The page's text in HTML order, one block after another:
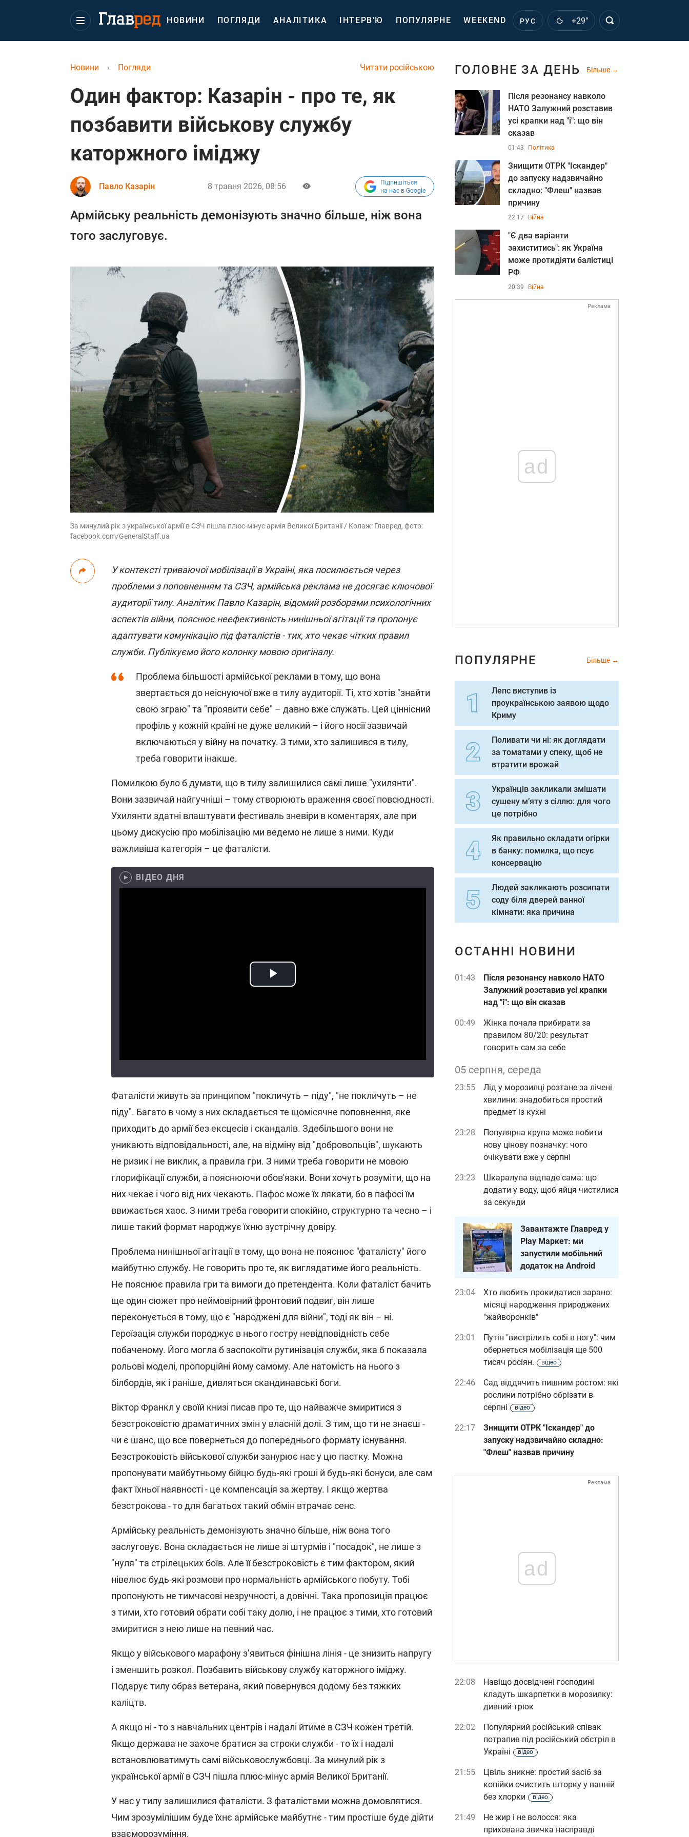
НОВИНИ ПОГЛЯДИ АНАЛІТИКА ІНТЕРВ’Ю ПОПУЛЯРНЕ WEEKEND РУС +29°
Читати російською
Новини › Погляди
Один фактор: Казарін - про те, як
позбавити військову службу
каторжного іміджу
Павло Казарін 8 травня 2026, 08:56
Підпишіться
на нас в Google
Армійську реальність демонізують значно більше, ніж вона
того заслуговує.
За минулий рік з української армії в СЗЧ пішла плюс-мінус армія Великої Британії / Колаж: Главред, фото:
facebook.com/GeneralStaff.ua
У контексті триваючої мобілізації в Україні, яка посилюється через
проблеми з поповненням та СЗЧ, армійська реклама не досягає ключової
аудиторії тилу. Аналітик Павло Казарін, відомий розборами психологічних
аспектів війни, пояснює неефективність нинішньої агітації та пропонує
адаптувати комунікацію під фаталістів - тих, хто чекає чітких правил
служби. Публікуємо його колонку мовою оригіналу.
Проблема більшості армійської реклами в тому, що вона
звертається до неіснуючої вже в тилу аудиторії. Ті, хто хотів "знайти
свою зграю" та "проявити себе" – давно вже служать. Цей ціннісний
профіль у кожній країні не дуже великий – і його носії зазвичай
включаються у війну на початку. З тими, хто залишився в тилу,
треба говорити інакше.
Помилкою було б думати, що в тилу залишилися самі лише "ухилянти".
Вони зазвичай найгучніші – тому створюють враження своєї повсюдності.
Ухилянти здатні влаштувати фестиваль зневіри в коментарях, але при
цьому дискусію про мобілізацію ми ведемо не лише з ними. Куди
важливіша категорія – це фаталісти.
ВІДЕО ДНЯ
Фаталісти живуть за принципом "покличуть – піду", "не покличуть – не
піду". Багато в чому з них складається те щомісячне поповнення, яке
приходить до армії без ексцесів і скандалів. Здебільшого вони не
уникають відповідальності, але, на відміну від "добровольців", шукають
не ризик і не виклик, а правила гри. З ними треба говорити не мовою
глорифікації служби, а пояснюючи обов'язки. Вони хочуть розуміти, що на
них чекає і чого від них чекають. Пафос може їх лякати, бо в пафосі їм
ввижається хаос. З ними треба говорити спокійно, структурно та чесно – і
лише такий формат народжує їхню зустрічну довіру.
Проблема нинішньої агітації в тому, що вона не пояснює "фаталісту" його
майбутню службу. Не говорить про те, як виглядатиме його реальність.
Не пояснює правила гри та вимоги до претендента. Коли фаталіст бачить
ще один сюжет про неймовірний фронтовий подвиг, він лише
переконується в тому, що є "народжені для війни", тоді як він – ні.
Героїзація служби породжує в нього гостру невідповідність себе
побаченому. Його могла б заспокоїти рутинізація служби, яка б показала
рольові моделі, пропорційні йому самому. Але натомість на нього з
білбордів, як і раніше, дивляться скандинавські боги.
Віктор Франкл у своїй книзі писав про те, що найважче змиритися з
безстроковістю драматичних змін у власній долі. З тим, що ти не знаєш -
чи є шанс, що все повернеться до попереднього формату існування.
Безстроковість військової служби занурює нас у цю пастку. Можна
пропонувати майбутньому бійцю будь-які гроші й будь-які бонуси, але сам
факт їхньої наявності - це компенсація за жертву. І якщо жертва
безстрокова - то для багатьох такий обмін втрачає сенс.
Армійську реальність демонізують значно більше, ніж вона того
заслуговує. Вона складається не лише зі штурмів і "посадок", не лише з
"нуля" та стрілецьких боїв. Але її безстроковість є тим фактором, який
нівелює будь-які розмови про нормальність армійського побуту. Тобі
пропонують не тимчасові незручності, а довічні. Така пропозиція працює
з тими, хто готовий обрати собі таку долю, і не працює з тими, хто готовий
змиритися з нею лише на певний час.
Якщо у військового марафону з’явиться фінішна лінія - це знизить напругу
і зменшить розкол. Позбавить військову службу каторжного іміджу.
Подарує тилу образ ветерана, який повернувся додому без тяжких
каліцтв.
А якщо ні - то з навчальних центрів і надалі йтиме в СЗЧ кожен третій.
Якщо держава не захоче братися за строки служби - то їх і надалі
встановлюватимуть самі військовослужбовці. За минулий рік з
української армії в СЗЧ пішла плюс-мінус армія Великої Британії.
У нас у тилу залишилися фаталісти. З фаталістами можна домовлятися.
Чим зрозумілішим буде їхнє армійське майбутнє - тим простіше буде дійти
взаєморозуміння.
ГОЛОВНЕ ЗА ДЕНЬ Більше
Після резонансу навколо
НАТО Залужний розставив
усі крапки над "і": що він
сказав
01:43 Політика
Знищити ОТРК "Іскандер"
до запуску надзвичайно
складно: "Флеш" назвав
причину
22:17 Війна
"Є два варіанти
захиститись": як Україна
може протидіяти балістиці
РФ
20:39 Війна
Реклама
ad
ПОПУЛЯРНЕ Більше
Лепс виступив із
проукраїнською заявою щодо
Криму
Поливати чи ні: як доглядати
за томатами у спеку, щоб не
втратити врожай
Українців закликали змішати
сушену м’яту з сіллю: для чого
це потрібно
Як правильно складати огірки
в банку: помилка, що псує
консервацію
Людей закликають розсипати
соду біля дверей ванної
кімнати: яка причина
ОСТАННІ НОВИНИ
01:43
Після резонансу навколо НАТО
Залужний розставив усі крапки
над "і": що він сказав
00:49
Жінка почала прибирати за
правилом 80/20: результат
говорить сам за себе
05 серпня, середа
23:55
Лід у морозилці розтане за лічені
хвилини: знадобиться простий
предмет із кухні
23:28
Популярна крупа може побити
нову цінову позначку: чого
очікувати вже у серпні
23:23
Шкаралупа відпаде сама: що
додати у воду, щоб яйця чистилися
за секунди
Завантажте Главред у
Play Маркет: ми
запустили мобільний
додаток на Android
23:04
Хто любить прокидатися зарано:
місяці народження природжених
"жайворонків"
23:01
Путін "вистрілить собі в ногу": чим
обернеться мобілізація ще 500
тисяч росіян.
відео
22:46
Сад віддячить пишним ростом: які
рослини потрібно обрізати в
серпні
відео
22:17
Знищити ОТРК "Іскандер" до
запуску надзвичайно складно:
"Флеш" назвав причину
Реклама
ad
22:08
Навіщо досвідчені господині
кладуть шкарпетки в морозилку:
дивний трюк
22:02
Популярний російський співак
потрапив під російський обстріл в
Україні
відео
21:55
Цвіль зникне: простий засіб за
копійки очистить шторку у ванній
без хлорки
відео
21:49
Не жир і не волосся: яка
прихована звичка насправді